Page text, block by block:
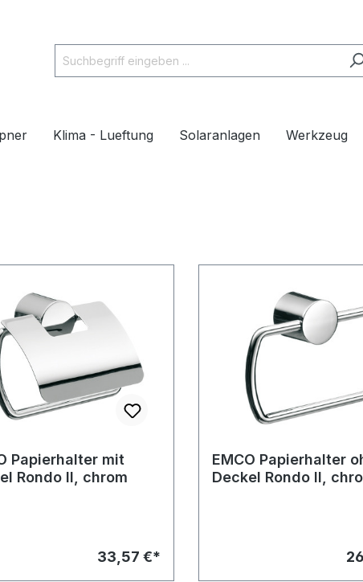
Klima - Lueftung Solaranlagen Werkzeug
Papierhalter mit
Rondo II, chrom
33,57 €*
EMCO Papierhalter
Deckel Rondo II,